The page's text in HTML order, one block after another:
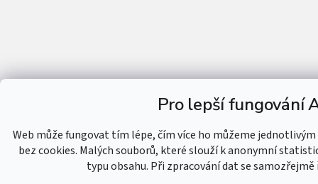
Pro lepší fungování
Web může fungovat tím lépe, čím více ho můžeme
bez cookies. Malých souborů, které slouží k anonymní
typu obsahu. Při zpracování dat se